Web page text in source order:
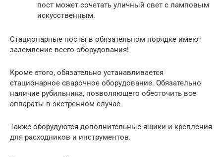
пост может сочетать уличный свет с ламповым
искусственным.
Стационарные посты в обязательном порядке имеют
заземление всего оборудования!
Кроме этого, обязательно устанавливается
стационарное сварочное оборудование. Обязательно
наличие рубильника, позволяющего обесточить все
аппараты в экстренном случае.
Также оборудуются дополнительные ящики и крепления
для расходников и инструментов.